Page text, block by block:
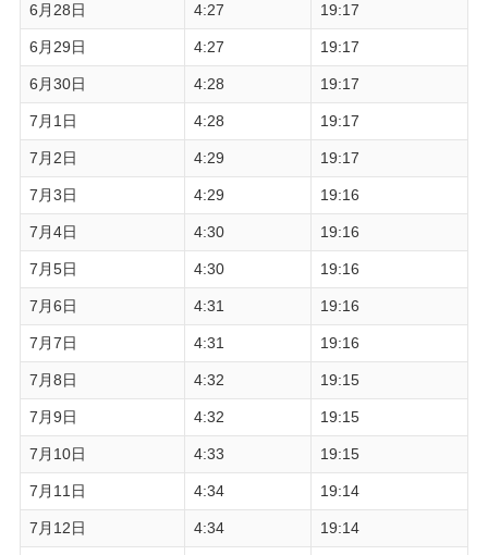
6月28日 4:27 19:17
6月29日 4:27 19:17
6月30日 4:28 19:17
7月1日 4:28 19:17
7月2日 4:29 19:17
7月3日 4:29 19:16
7月4日 4:30 19:16
7月5日 4:30 19:16
7月6日 4:31 19:16
7月7日 4:31 19:16
7月8日 4:32 19:15
7月9日 4:32 19:15
7月10日 4:33 19:15
7月11日 4:34 19:14
7月12日 4:34 19:14